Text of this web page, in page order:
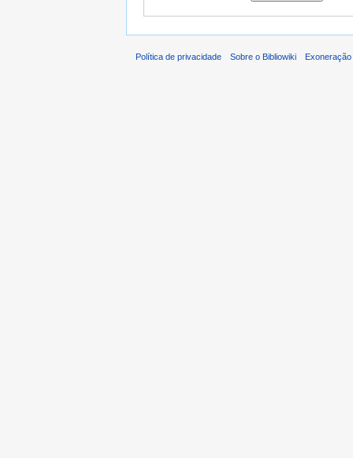
Política de privacidade Sobre o Bibliowiki